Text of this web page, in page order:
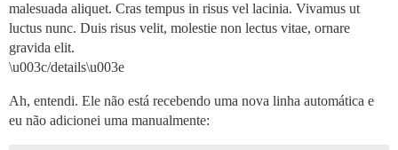
malesuada aliquet. Cras tempus in risus vel lacinia. Vivamus ut
luctus nunc. Duis risus velit, molestie non lectus vitae, ornare
gravida elit.
\u003c/details\u003e
Ah, entendi. Ele não está recebendo uma nova linha automática e
eu não adicionei uma manualmente: